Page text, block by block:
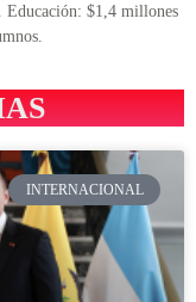
Educación: $1,4 millones
INTERNACIONAL